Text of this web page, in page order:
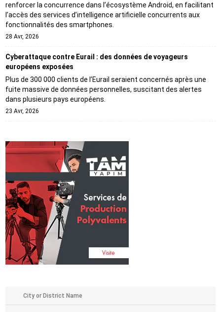
renforcer la concurrence dans l’écosystème Android, en facilitant
l’accès des services d’intelligence artificielle concurrents aux
fonctionnalités des smartphones.
28 Avr, 2026
Cyberattaque contre Eurail : des données de voyageurs
européens exposées
Plus de 300 000 clients de l’Eurail seraient concernés après une
fuite massive de données personnelles, suscitant des alertes
dans plusieurs pays européens.
23 Avr, 2026